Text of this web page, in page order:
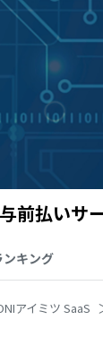
前払いサ
ンキング
アイミツ SaaS